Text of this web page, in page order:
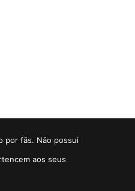
por fãs. Não possui
aos seus